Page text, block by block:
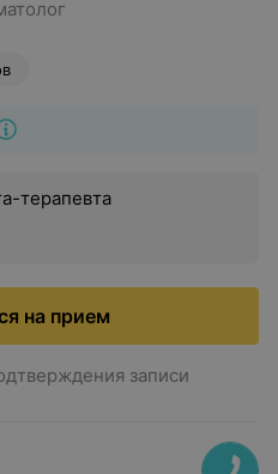
терапевта
на прием
записи